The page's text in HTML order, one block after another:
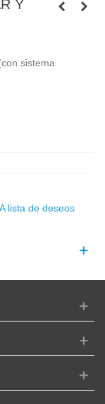
Y
sistema
A lista de deseos